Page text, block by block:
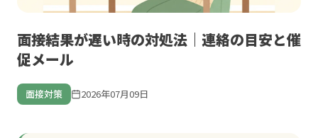
面接結果が遅い時の対処法｜連絡の目安と催
促メール
面接対策 2026年07月09日